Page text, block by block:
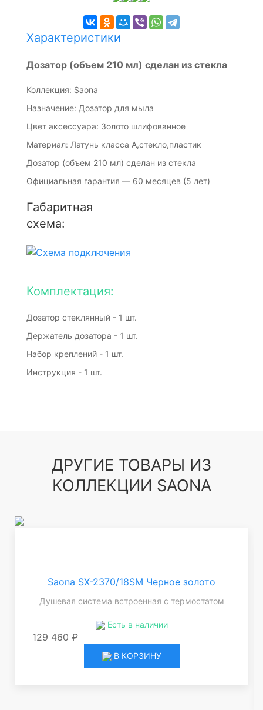
Характеристики
Дозатор (объем 210 мл) сделан из стекла
Коллекция: Saona
Назначение: Дозатор для мыла
Цвет аксессуара: Золото шлифованное
Материал: Латунь класса А,стекло,пластик
Дозатор (объем 210 мл) сделан из стекла
Официальная гарантия — 60 месяцев (5 лет)
Габаритная
схема:
Комплектация:
Дозатор стеклянный - 1 шт.
Держатель дозатора - 1 шт.
Набор креплений - 1 шт.
Инструкция - 1 шт.
ДРУГИЕ ТОВАРЫ ИЗ
КОЛЛЕКЦИИ SAONA
Saona SX-2370/18SM Черное золото
Душевая система встроенная с термостатом
Есть в наличии
129 460 ₽
В КОРЗИНУ